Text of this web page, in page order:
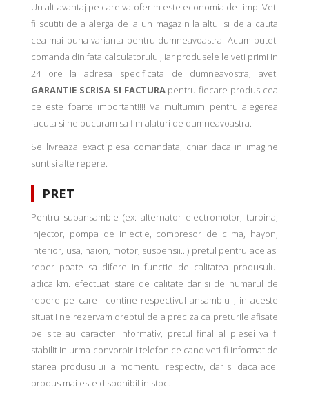
Un alt avantaj pe care va oferim este economia de timp. Veti
fi scutiti de a alerga de la un magazin la altul si de a cauta
cea mai buna varianta pentru dumneavoastra. Acum puteti
comanda din fata calculatorului, iar produsele le veti primi in
24 ore la adresa specificata de dumneavostra, aveti
GARANTIE SCRISA SI FACTURApentru fiecare produs cea
ce este foarte important!!!! Va multumim pentru alegerea
facuta si ne bucuram sa fim alaturi de dumneavoastra.
Se livreaza exact piesa comandata, chiar daca in imagine
sunt si alte repere.
PRET
Pentru subansamble (ex: alternator electromotor, turbina,
injector, pompa de injectie, compresor de clima, hayon,
interior, usa, haion, motor, suspensii...) pretul pentru acelasi
reper poate sa difere in functie de calitatea produsului
adica km. efectuati stare de calitate dar si de numarul de
repere pe care-l contine respectivul ansamblu , in aceste
situatii ne rezervam dreptul de a preciza ca preturile afisate
pe site au caracter informativ, pretul final al piesei va fi
stabilit in urma convorbirii telefonice cand veti fi informat de
starea produsului la momentul respectiv, dar si daca acel
produs mai este disponibil in stoc.